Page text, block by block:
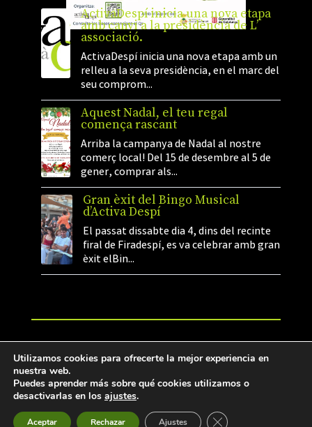
ActivaDespí inicia una nova etapa
amb canvi a la presidència de L’
associació.
ActivaDespí inicia una nova etapa amb un
relleu a la seva presidència, en el marc del
seu comprom...
Aquest Nadal, el teu regal
comença rascant
Arriba la campanya de Nadal al nostre
comerç local! Del 15 de desembre al 5 de
gener, comprar als...
Gran èxit del Bingo Musical
d’Activa Despí
El passat dissabte dia 4, dins del recinte
firal de Firadespí, es va celebrar amb gran
èxit elBin...
Web desenvolupada per: Miguel Rayo
Avís legal| Política de Privadesa
Utilizamos cookies para ofrecerte la mejor experiencia en
nuestra web.
Puedes aprender más sobre qué cookies utilizamos o
desactivarlas en los ajustes.
Aceptar Rechazar Ajustes Cerrar el banner de